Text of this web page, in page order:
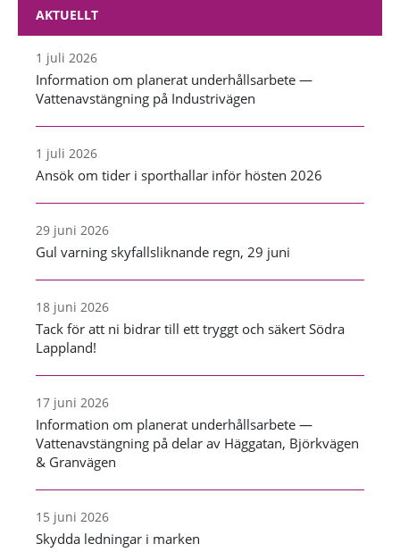
AKTUELLT
1 juli 2026
Information om planerat underhållsarbete —
Vattenavstängning på Industrivägen
1 juli 2026
Ansök om tider i sporthallar inför hösten 2026
29 juni 2026
Gul varning skyfallsliknande regn, 29 juni
18 juni 2026
Tack för att ni bidrar till ett tryggt och säkert Södra
Lappland!
17 juni 2026
Information om planerat underhållsarbete —
Vattenavstängning på delar av Häggatan, Björkvägen
& Granvägen
15 juni 2026
Skydda ledningar i marken